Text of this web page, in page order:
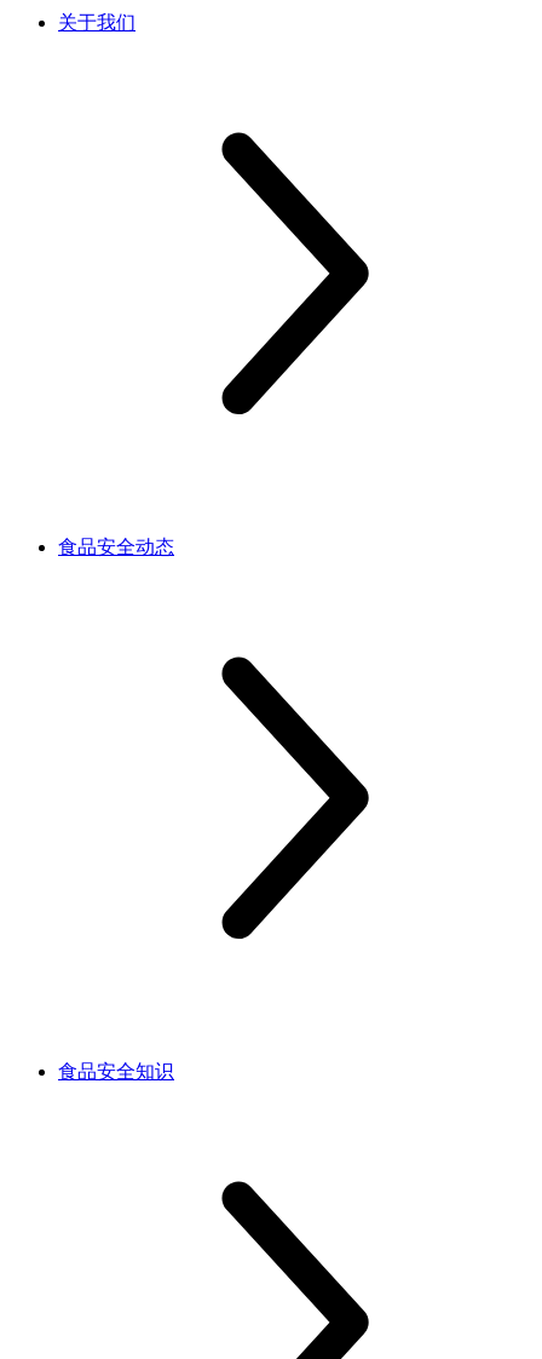
关于我们
食品安全动态
食品安全知识